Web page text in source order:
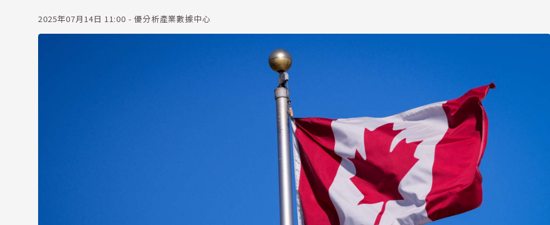
2025年07月14日 11:00 - 優分析產業數據中心